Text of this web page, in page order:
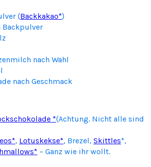
(Backkakao*)
Backpulver
nach Wahl
nach Geschmack
*(Achtung. Nicht alle sind
, Lotuskekse*, Brezel, Skittles*,
– Ganz wie ihr wollt.